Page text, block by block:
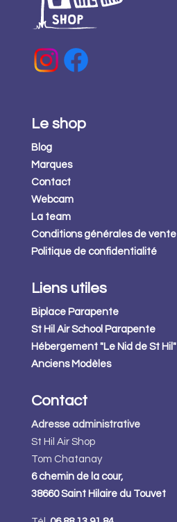
Le shop
Blog
Marques
Contact
Webcam
La team
Conditions générales de vente
Politique de confidentialité
Liens utiles
Biplace Parapente
St Hil Air School Parapente
Hébergement "Le Nid de St Hil"
Anciens Modèles
Contact
Adresse administrative
St Hil Air Shop
Tom Chatanay
6 chemin de la cour,
38660 Saint Hilaire du Touvet